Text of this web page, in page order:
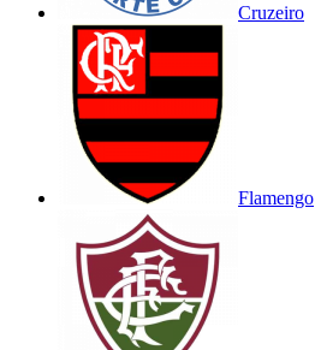
Cruzeiro
Flamengo